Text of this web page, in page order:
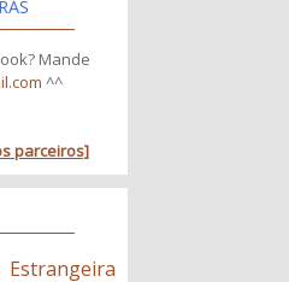
Mande
^^
parceiros]